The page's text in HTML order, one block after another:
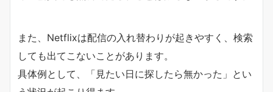
また、Netflixは配信の入れ替わりが起きやすく、検索
しても出てこないことがあります。
具体例として、「見たい日に探したら無かった」とい